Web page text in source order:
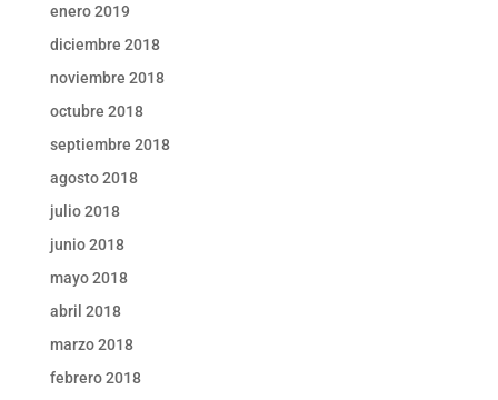
enero 2019
diciembre 2018
noviembre 2018
octubre 2018
septiembre 2018
agosto 2018
julio 2018
junio 2018
mayo 2018
abril 2018
marzo 2018
febrero 2018